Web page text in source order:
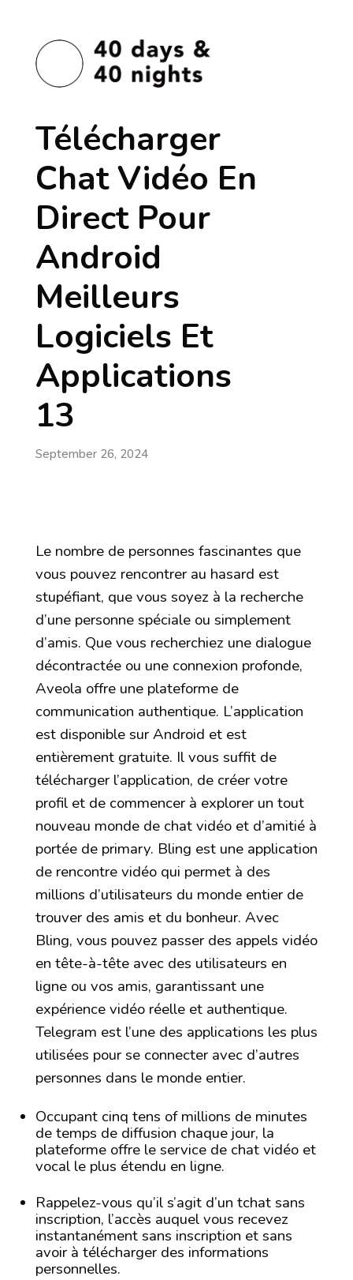
Télécharger
Chat Vidéo En
Direct Pour
Android
Meilleurs
Logiciels Et
Applications
13
September 26, 2024
Le nombre de personnes fascinantes que
vous pouvez rencontrer au hasard est
stupéfiant, que vous soyez à la recherche
d’une personne spéciale ou simplement
d’amis. Que vous recherchiez une dialogue
décontractée ou une connexion profonde,
Aveola offre une plateforme de
communication authentique. L’application
est disponible sur Android et est
entièrement gratuite. Il vous suffit de
télécharger l’application, de créer votre
profil et de commencer à explorer un tout
nouveau monde de chat vidéo et d’amitié à
portée de primary. Bling est une application
de rencontre vidéo qui permet à des
millions d’utilisateurs du monde entier de
trouver des amis et du bonheur. Avec
Bling, vous pouvez passer des appels vidéo
en tête-à-tête avec des utilisateurs en
ligne ou vos amis, garantissant une
expérience vidéo réelle et authentique.
Telegram est l’une des applications les plus
utilisées pour se connecter avec d’autres
personnes dans le monde entier.
Occupant cinq tens of millions de minutes
de temps de diffusion chaque jour, la
plateforme offre le service de chat vidéo et
vocal le plus étendu en ligne.
Rappelez-vous qu’il s’agit d’un tchat sans
inscription, l’accès auquel vous recevez
instantanément sans inscription et sans
avoir à télécharger des informations
personnelles.